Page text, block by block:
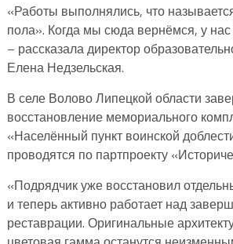
«Работы выполнялись, что
пола». Когда мы сюда вернёмся, у нас
– рассказала директор
Елена Недзельская.
В селе Волово Липецкой области
восстановление мемориального
«Населённый пункт воинской
проводятся по партпроекту
«Подрядчик уже восстановил
и теперь активно работает над
реставрации. Оригинальные